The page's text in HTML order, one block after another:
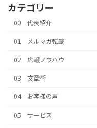
カテゴリー
00 代表紹介
01 メルマガ転載
02 広報ノウハウ
03 文章術
04 お客様の声
05 サービス